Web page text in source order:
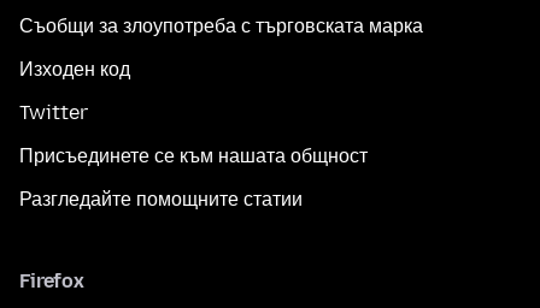
Съобщи за злоупотреба с търговската марка
Изходен код
Twitter
Присъединете се към нашата общност
Разгледайте помощните статии
Firefox